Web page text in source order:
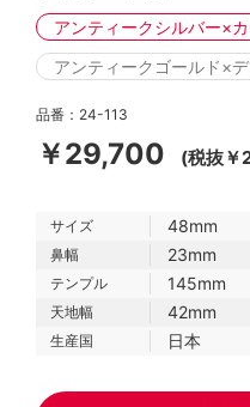
アンティークシルバー×
アンティークゴールド×デ
品番：24-113
￥29,700 (税抜￥
サイズ 48mm
鼻幅 23mm
テンプル 145mm
天地幅 42mm
生産国 日本